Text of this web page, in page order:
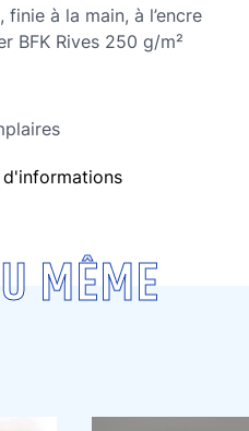
à la main, à l’encre
BFK Rives 250 g/m²
MÊME